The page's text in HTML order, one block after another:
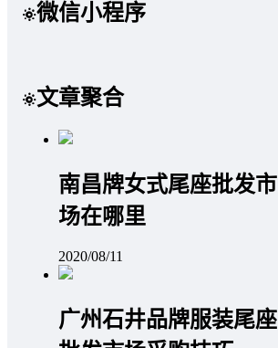
微信小程序
文章聚合
南昌牌女式尾座批发市
场在哪里
2020/08/11
广州石井品牌服装尾座